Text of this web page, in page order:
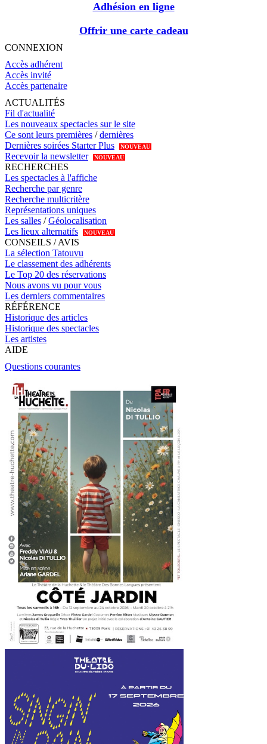
Adhésion en ligne
Offrir une carte cadeau
CONNEXION
Accès adhérent
Accès invité
Accès partenaire
ACTUALITÉS
Fil d'actualité
Les nouveaux spectacles sur le site
Ce sont leurs premières /dernières
Dernières soirées Starter Plus
NOUVEAU
Recevoir la newsletter NOUVEAU
RECHERCHES
Les spectacles à l'affiche
Recherche par genre
Recherche multicritère
Représentations uniques
Les salles /Géolocalisation
Les lieux alternatifs
NOUVEAU
CONSEILS / AVIS
La sélection Tatouvu
Le classement des adhérents
Le Top 20 des réservations
Nous avons vu pour vous
Les derniers commentaires
RÉFÉRENCE
Historique des articles
Historique des spectacles
Les artistes
AIDE
Questions courantes